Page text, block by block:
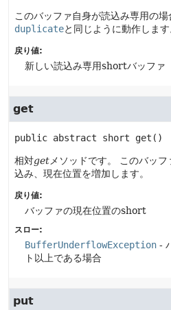
このバッファ自身が読込み専用の
duplicateと同じように動作します
戻り値:
新しい読込み専用shortバッファ
get
public abstract short get ()
相対get メソッドです。
このバッ
込み、現在位置を増加します。
戻り値:
バッファの現在位置のshort
スロー:
BufferUnderflowException -
ト以上である場合
put